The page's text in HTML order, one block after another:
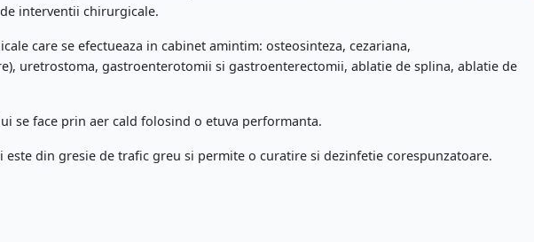
interventii chirurgicale.
care se efectueaza in cabinet amintim: osteosinteza, cezariana,
uretrostoma, gastroenterotomii si gastroenterectomii, ablatie de splina, ablatie de
se face prin aer cald folosind o etuva performanta.
este din gresie de trafic greu si permite o curatire si dezinfetie corespunzatoare.